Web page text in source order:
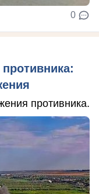
0
противника.